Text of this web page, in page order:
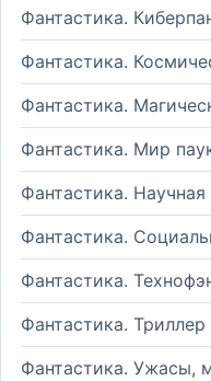
Фантастика.
Фантастика.
Фантастика.
Фантастика. Мир
Фантастика. Научная
Фантастика.
Фантастика.
Фантастика. Триллер
Фантастика. Ужасы,